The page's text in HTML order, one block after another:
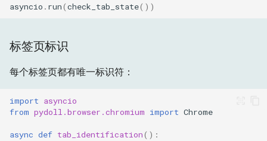
asyncio . run(check_tab_state())
标签页标识
每个标签页都有唯一标识符：
import asyncio
from pydoll.browser.chromium import Chrome
async def tab_identification():